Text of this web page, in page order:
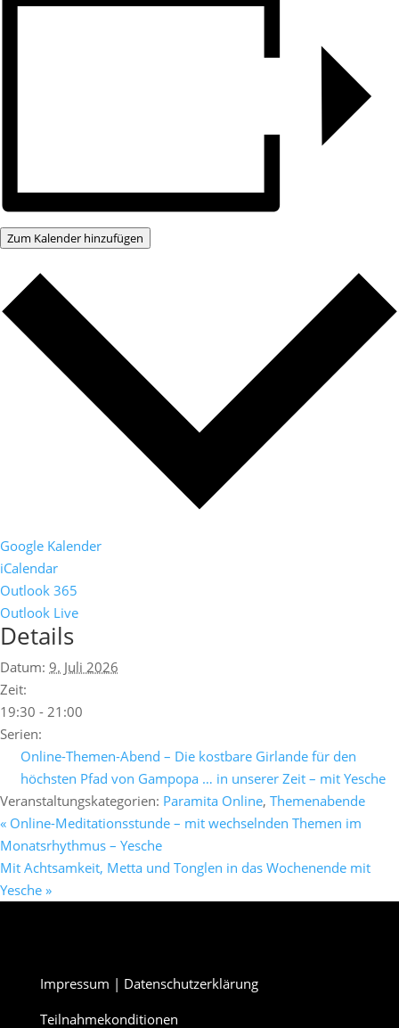
Zum Kalender hinzufügen
Google Kalender
iCalendar
Outlook 365
Outlook Live
Details
Datum: 9. Juli 2026
Zeit:
19:30 - 21:00
Serien:
Online-Themen-Abend – Die kostbare Girlande für den
höchsten Pfad von Gampopa … in unserer Zeit – mit Yesche
Veranstaltungskategorien: Paramita Online, Themenabende
« Online-Meditationsstunde – mit wechselnden Themen im
Monatsrhythmus – Yesche
Mit Achtsamkeit, Metta und Tonglen in das Wochenende mit
Yesche »
Impressum | Datenschutzerklärung
Teilnahmekonditionen